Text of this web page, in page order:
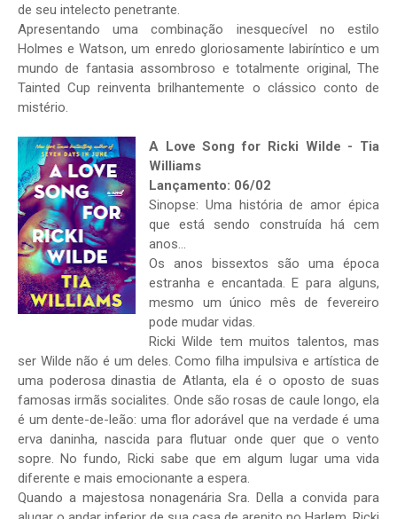
de seu intelecto penetrante.
Apresentando uma combinação inesquecível no estilo
Holmes e Watson, um enredo gloriosamente labiríntico e um
mundo de fantasia assombroso e totalmente original, The
Tainted Cup reinventa brilhantemente o clássico conto de
mistério.
A Love Song for Ricki Wilde - Tia
Williams
Lançamento: 06/02
Sinopse: Uma história de amor épica
que está sendo construída há cem
anos…
Os anos bissextos são uma época
estranha e encantada. E para alguns,
mesmo um único mês de fevereiro
pode mudar vidas.
Ricki Wilde tem muitos talentos, mas
ser Wilde não é um deles. Como filha impulsiva e artística de
uma poderosa dinastia de Atlanta, ela é o oposto de suas
famosas irmãs socialites. Onde são rosas de caule longo, ela
é um dente-de-leão: uma flor adorável que na verdade é uma
erva daninha, nascida para flutuar onde quer que o vento
sopre. No fundo, Ricki sabe que em algum lugar uma vida
diferente e mais emocionante a espera.
Quando a majestosa nonagenária Sra. Della a convida para